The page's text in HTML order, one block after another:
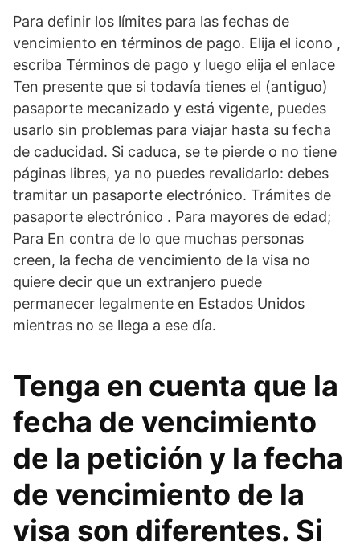
Para definir los límites para las fechas de
vencimiento en términos de pago. Elija el icono ,
escriba Términos de pago y luego elija el enlace
Ten presente que si todavía tienes el (antiguo)
pasaporte mecanizado y está vigente, puedes
usarlo sin problemas para viajar hasta su fecha
de caducidad. Si caduca, se te pierde o no tiene
páginas libres, ya no puedes revalidarlo: debes
tramitar un pasaporte electrónico. Trámites de
pasaporte electrónico . Para mayores de edad;
Para En contra de lo que muchas personas
creen, la fecha de vencimiento de la visa no
quiere decir que un extranjero puede
permanecer legalmente en Estados Unidos
mientras no se llega a ese día.
Tenga en cuenta que la
fecha de vencimiento
de la petición y la fecha
de vencimiento de la
visa son diferentes. Si